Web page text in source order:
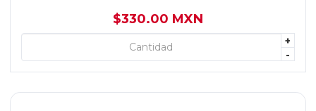
$330.00 MXN
+
-
+ AGREGAR